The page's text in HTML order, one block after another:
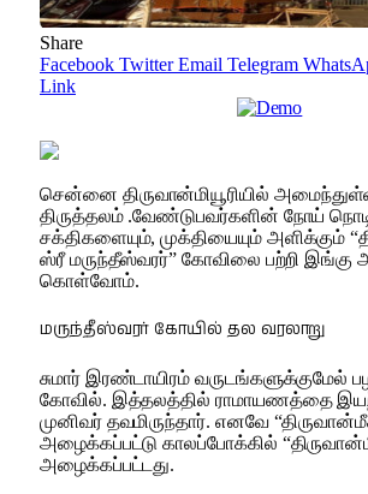
Share
Facebook Twitter Email Telegram
Link
சென்னை திருவான்மியூரியில்
திருத்தலம் .வேண்டுபவர்களின் நோய்
சக்திகளையும், முக்தியையும் அளிக்கும்
ஸ்ரீ மருந்தீஸ்வரர்” கோவிலை பற்றி இங்கு
கொள்வோம்.
மருந்தீஸ்வரர் கோயில் தல வரலாறு
சுமார் இரண்டாயிரம் வருடங்களுக்குமேல்
கோவில். இத்தலத்தில் ராமாயணத்தை
முனிவர் தவமிருந்தார். எனவே
அழைக்கப்பட்டு காலப்போக்கில்
அழைக்கப்பட்டது.